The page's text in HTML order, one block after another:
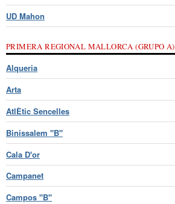
UD Mahon
PRIMERA REGIONAL MALLORCA (GRUPO A)
Alqueria
Arta
AtlÈtic Sencelles
Binissalem "B"
Cala D'or
Campanet
Campos "B"